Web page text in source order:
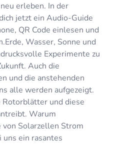
erleben. In der
jetzt ein Audio-Guide
QR Code einlesen und
Wasser, Sonne und
Experimente zu
Auch die
und die anstehenden
alle werden aufgezeigt.
und diese
Warum
Solarzellen Strom
ein rasantes